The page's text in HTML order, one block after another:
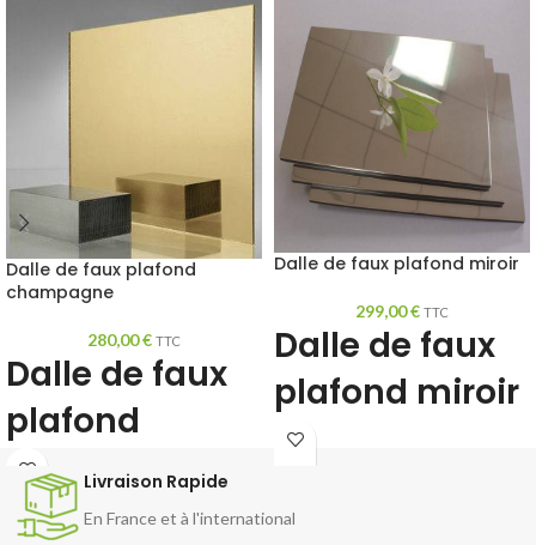
Dalle de faux plafond
champagne
280,00€ TTC
Dalle de faux
plafond
champagne
Vendu par lot de 10
Dalle de faux plafond miroir
299,00€ TTC
Dalle de faux
plafond miroir
amovible
miroir démontable
Livraison Rapide
En France et à l'international